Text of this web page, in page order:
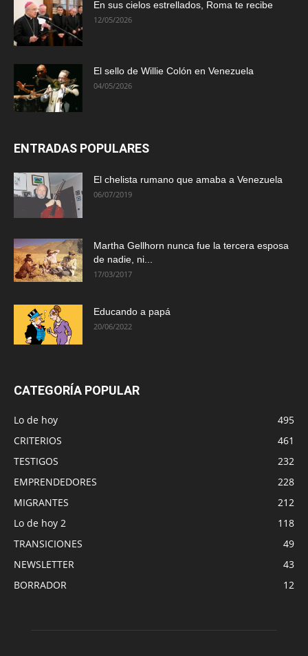
En sus cielos estrellados, Roma te recibe
12/05/2026
El sello de Willie Colón en Venezuela
04/05/2026
ENTRADAS POPULARES
El chelista rumano que amaba a Venezuela
06/07/2019
Martha Gellhorn nunca fue la tercera esposa
de nadie, ni...
17/03/2017
Educando a papá
20/06/2022
CATEGORÍA POPULAR
Lo de hoy
495
CRITERIOS
461
TESTIGOS
232
EMPRENDEDORES
228
MIGRANTES
212
Lo de hoy 2
118
TRANSICIONES
49
NEWSLETTER
43
BORRADOR
12